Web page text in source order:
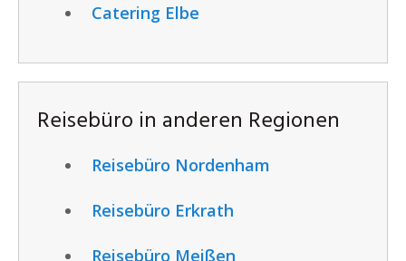
Catering Elbe
Reisebüro in anderen Regionen
Reisebüro Nordenham
Reisebüro Erkrath
Reisebüro Meißen